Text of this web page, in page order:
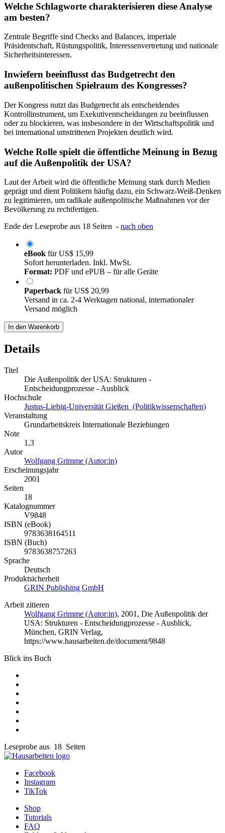
Welche Schlagworte charakterisieren diese Analyse
am besten?
Zentrale Begriffe sind Checks and Balances, imperiale
Präsidentschaft, Rüstungspolitik, Interessenvertretung und nationale
Sicherheitsinteressen.
Inwiefern beeinflusst das Budgetrecht den
außenpolitischen Spielraum des Kongresses?
Der Kongress nutzt das Budgetrecht als entscheidendes
Kontrollinstrument, um Exekutiventscheidungen zu beeinflussen
oder zu blockieren, was insbesondere in der Wirtschaftspolitik und
bei international umstrittenen Projekten deutlich wird.
Welche Rolle spielt die öffentliche Meinung in Bezug
auf die Außenpolitik der USA?
Laut der Arbeit wird die öffentliche Meinung stark durch Medien
geprägt und dient Politikern häufig dazu, ein Schwarz-Weiß-Denken
zu legitimieren, um radikale außenpolitische Maßnahmen vor der
Bevölkerung zu rechtfertigen.
Ende der Leseprobe aus 18 Seiten - nach oben
eBook fürUS$ 15,99
Sofort herunterladen. Inkl. MwSt.
Format: PDF und ePUB – für alle Geräte
Paperback fürUS$ 20,99
Versand in ca. 2-4 Werktagen national, internationaler
Versand möglich
In den Warenkorb
Details
Titel
Die Außenpolitik der USA: Strukturen -
Entscheidungprozesse - Ausblick
Hochschule
Justus-Liebig-Universität Gießen (Politikwissenschaften)
Veranstaltung
Grundarbeitskreis Internationale Beziehungen
Note
1,3
Autor
Wolfgang Grimme (Autor:in)
Erscheinungsjahr
2001
Seiten
18
Katalognummer
V9848
ISBN (eBook)
9783638164511
ISBN (Buch)
9783638757263
Sprache
Deutsch
Produktsicherheit
GRIN Publishing GmbH
Arbeit zitieren
Wolfgang Grimme (Autor:in), 2001, Die Außenpolitik der
USA: Strukturen - Entscheidungprozesse - Ausblick,
München, GRIN Verlag,
https://www.hausarbeiten.de/document/9848
Blick ins Buch
Leseprobe aus 18 Seiten
Facebook
Instagram
TikTok
Shop
Tutorials
FAQ